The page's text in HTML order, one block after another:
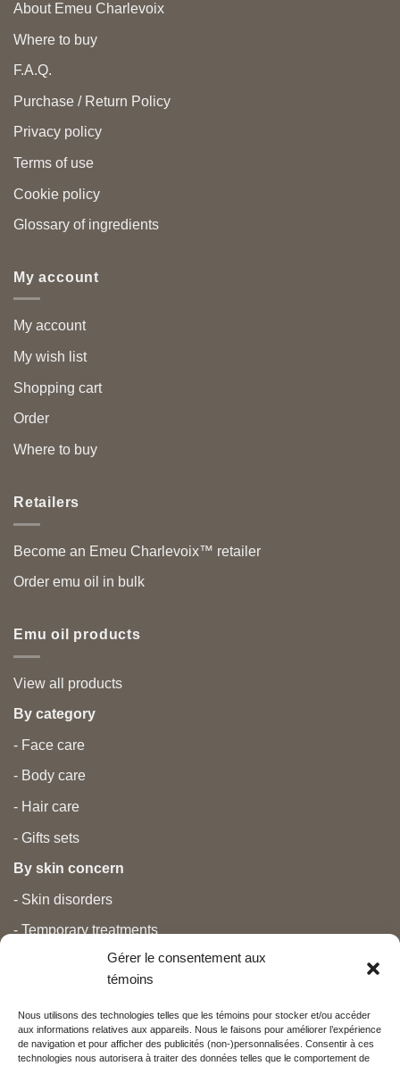
Gérer le consentement aux
témoins
Nous utilisons des technologies telles que les témoins pour stocker et/ou accéder
aux informations relatives aux appareils. Nous le faisons pour améliorer l’expérience
de navigation et pour afficher des publicités (non-)personnalisées. Consentir à ces
technologies nous autorisera à traiter des données telles que le comportement de
About Emeu Charlevoix
Where to buy
F.A.Q.
Purchase / Return Policy
Privacy policy
Terms of use
Cookie policy
Glossary of ingredients
My account
My account
My wish list
Shopping cart
Order
Where to buy
Retailers
Become an Emeu Charlevoix™ retailer
Order emu oil in bulk
Emu oil products
View all products
By category
- Face care
- Body care
- Hair care
- Gifts sets
By skin concern
- Skin disorders
- Temporary treatments
- Pregnancy and newborns
- Anti aging and beauty